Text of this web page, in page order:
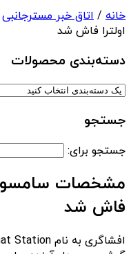
خانه / اتاق خبر مسترجانبی
اولترا فاش شد
دسته‌بندی‌ محصولات
جستجو
جستجو برای:
فاش شد